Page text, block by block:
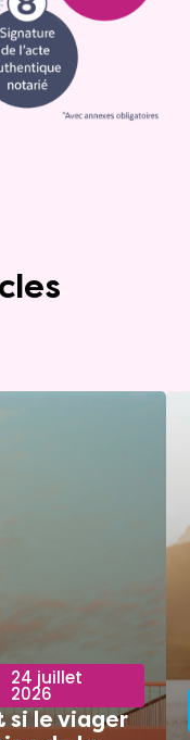
24 juillet
2026
si le viager